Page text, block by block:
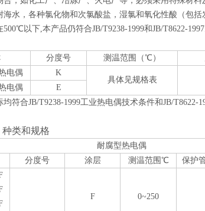
海水，各种氯化物和次氯酸盐，湿氯和氧化性酸（包
以下,本产品仍符合JB/T9238-1999和JB/T8622-1997
分度号 测温范围（℃ ）
电偶
K
具体见规格表
电偶
E
符合JB/T9238-1999工业热电偶技术条件和JB/T8622-
种类和规格
耐腐型热电偶
分度号 涂层 测温范围 ℃ 保护
F 0~250